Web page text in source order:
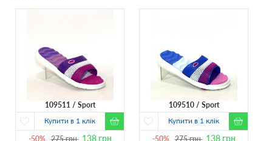
109511
Sport
Купити в 1 клік
-50% 275грн 138грн
109510
Sport
Купити в 1 клік
-50% 275грн 138грн